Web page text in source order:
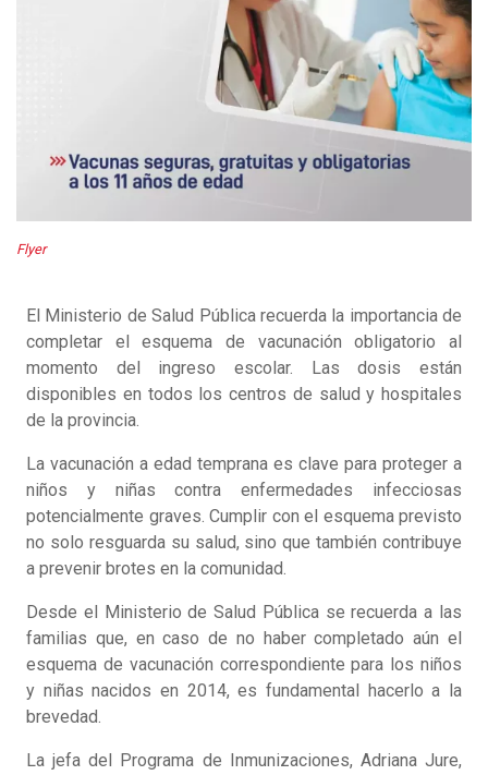
Flyer
El Ministerio de Salud Pública recuerda la importancia de
completar el esquema de vacunación obligatorio al
momento del ingreso escolar. Las dosis están
disponibles en todos los centros de salud y hospitales
de la provincia.
La vacunación a edad temprana es clave para proteger a
niños y niñas contra enfermedades infecciosas
potencialmente graves. Cumplir con el esquema previsto
no solo resguarda su salud, sino que también contribuye
a prevenir brotes en la comunidad.
Desde el Ministerio de Salud Pública se recuerda a las
familias que, en caso de no haber completado aún el
esquema de vacunación correspondiente para los niños
y niñas nacidos en 2014, es fundamental hacerlo a la
brevedad.
La jefa del Programa de Inmunizaciones, Adriana Jure,